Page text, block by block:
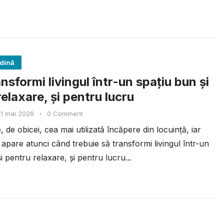
livingul într-un spațiu bun și
și pentru lucru
mai 2026 • 0 Comment
de obicei, cea mai utilizată încăpere din locuință, iar
atunci când trebuie să transformi livingul într-un
pentru relaxare, și pentru lucru...